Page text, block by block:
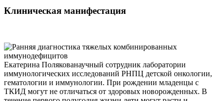
Клиническая манифестация
Екатерина Полякованаучный сотрудник лаборатории
иммунологических исследований РНПЦ детской онкологии,
гематологии и иммунологии. При рождении младенцы с
ТКИД могут не отличаться от здоровых новорожденных. В